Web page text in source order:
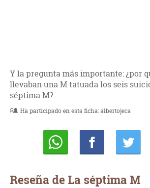
Y la pregunta más importante: ¿por
llevaban una M tatuada los seis
séptima M?.
Ha participado en esta ficha:albertojeca
Reseña de La séptima M